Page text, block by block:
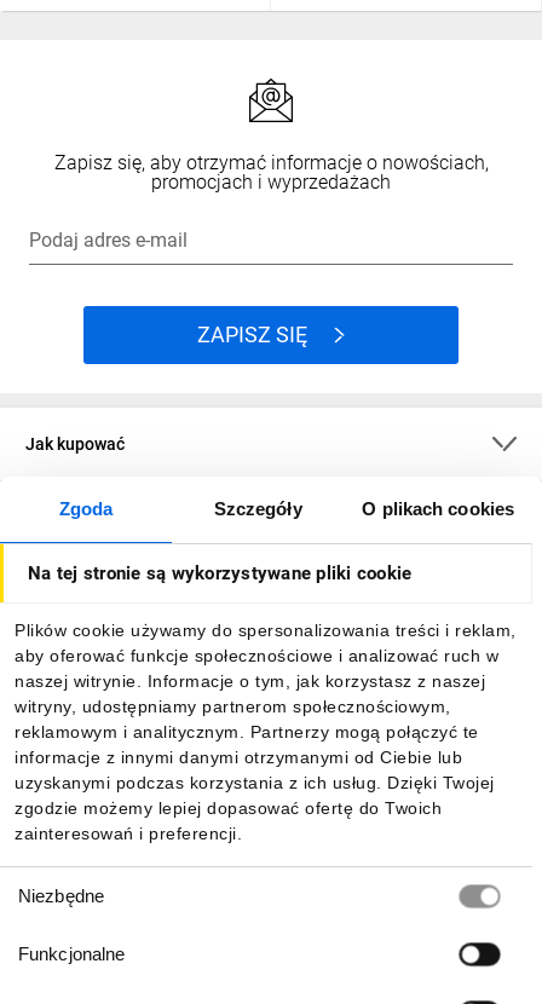
Zgoda Szczegóły O plikach cookies
Na tej stronie są wykorzystywane pliki cookie
Plików cookie używamy do spersonalizowania treści i reklam,
aby oferować funkcje społecznościowe i analizować ruch w
naszej witrynie. Informacje o tym, jak korzystasz z naszej
witryny, udostępniamy partnerom społecznościowym,
reklamowym i analitycznym. Partnerzy mogą połączyć te
informacje z innymi danymi otrzymanymi od Ciebie lub
uzyskanymi podczas korzystania z ich usług. Dzięki Twojej
zgodzie możemy lepiej dopasować ofertę do Twoich
zainteresowań i preferencji.
zgody
Niezbędne
Funkcjonalne
Zapisz się, aby otrzymać informacje o nowościach,
promocjach i wyprzedażach
Podaj adres e-mail
ZAPISZ SIĘ
Jak kupować
O firmie
Informacje
Pobierz naszą aplikację mobilną: